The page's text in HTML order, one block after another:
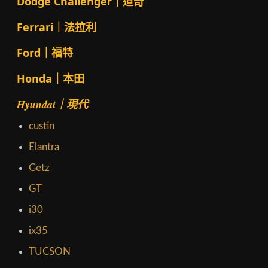
Ferrari｜法拉利
Ford｜福特
Honda｜本田
Hyundai｜現代
custin
Elantra
Getz
GT
i30
ix35
TUCSON